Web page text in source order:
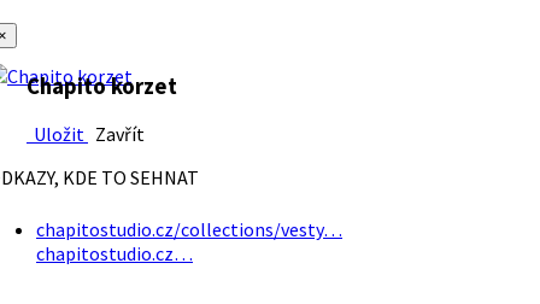
Chapito korzet
Uložit Zavřít
KDE TO SEHNAT
chapitostudio.cz/collections/vesty…
chapitostudio.cz…